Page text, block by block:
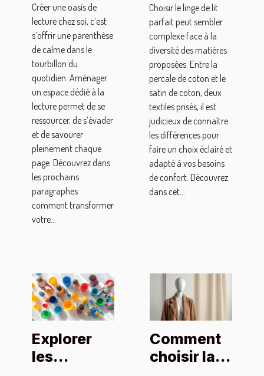
pour se
détendre ?
Créer une oasis de
lecture chez soi, c’est
s’offrir une parenthèse
de calme dans le
tourbillon du
quotidien. Aménager
un espace dédié à la
lecture permet de se
ressourcer, de s’évader
et de savourer
pleinement chaque
page. Découvrez dans
les prochains
paragraphes
comment transformer
votre...
votre literie
Choisir le linge de lit
parfait peut sembler
complexe face à la
diversité des matières
proposées. Entre la
percale de coton et le
satin de coton, deux
textiles prisés, il est
judicieux de connaître
les différences pour
faire un choix éclairé et
adapté à vos besoins
de confort. Découvrez
dans cet...
Explorer
les
Comment
choisir la